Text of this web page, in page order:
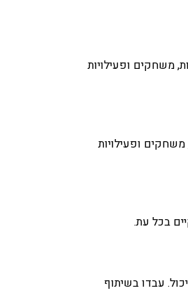
משחקים ופעילויות
ופעילויות
בכל עת.
עבדו בשיתוף